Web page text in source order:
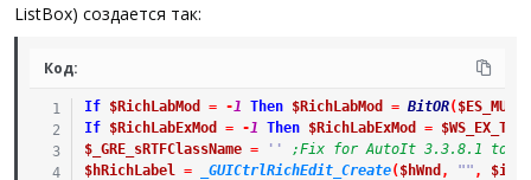
ListBox) создается так:
Код:
If $RichLabMod = -1 Then $RichLabMod = BitOR(
If
$RichLabExMod = -1 Then $RichLabExMod =
$_GRE_sRTFClassName = ''
;Fix for AutoIt 3.3.8.1 to
$hRichLabel
= _GUICtrlRichEdit_Create($hWnd , "" ,